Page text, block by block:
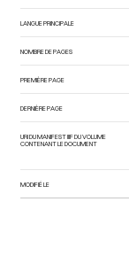
LANGUE PRINCIPALE
NOMBRE DE PAGES
PREMIÈRE PAGE
DERNIÈRE PAGE
URI DU MANIFEST IIIF DU VOLUME
CONTENANT LE DOCUMENT
MODIFIÉ LE